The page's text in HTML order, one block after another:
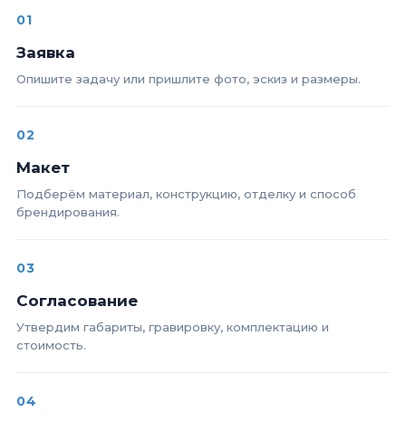
01
Заявка
Опишите задачу или пришлите фото, эскиз и размеры.
02
Макет
Подберём материал, конструкцию, отделку и способ
брендирования.
03
Согласование
Утвердим габариты, гравировку, комплектацию и
стоимость.
04